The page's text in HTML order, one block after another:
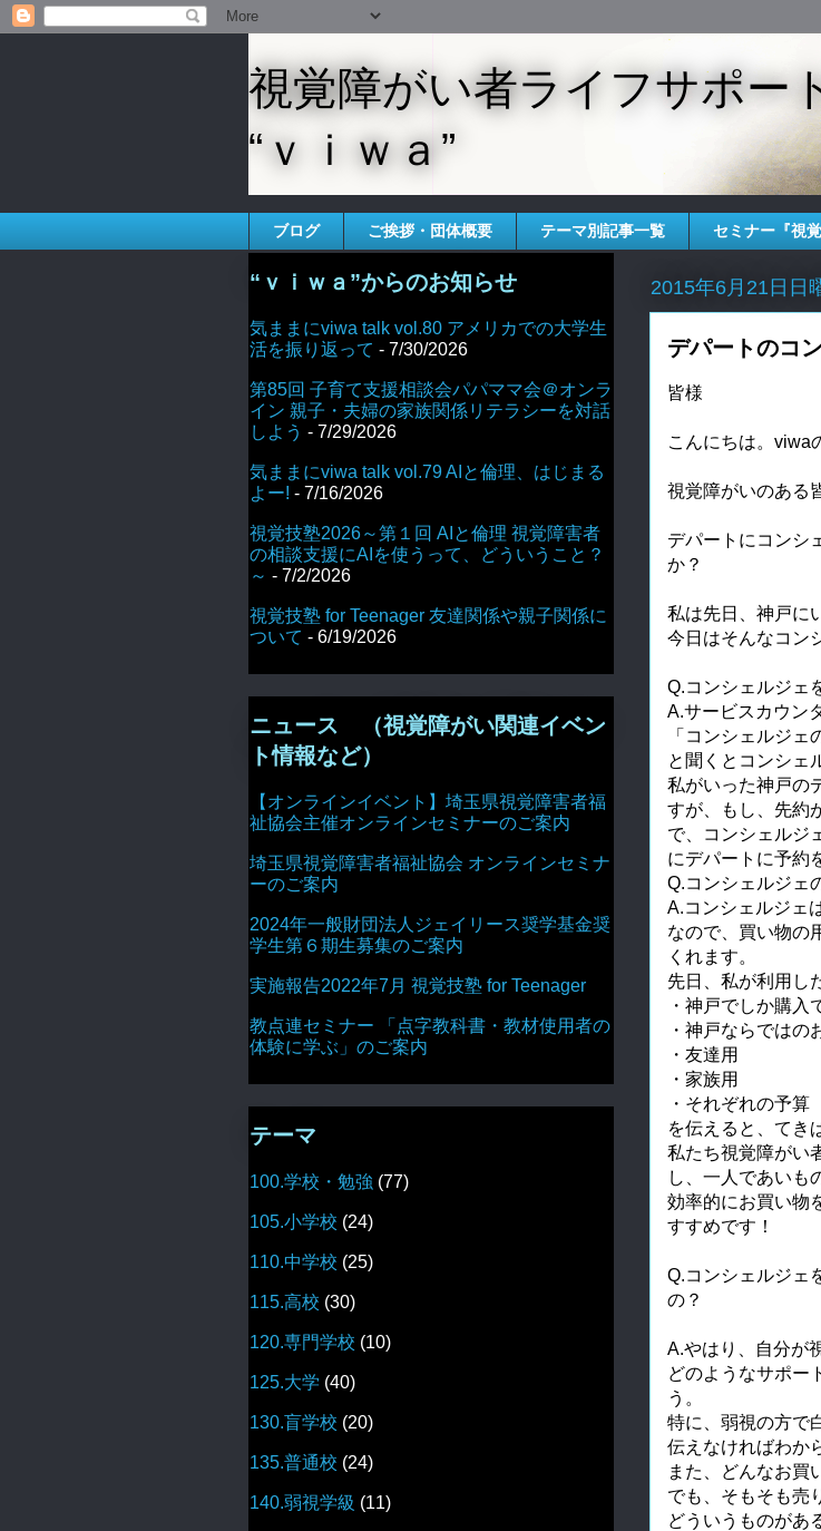
視覚障がい者ライフサポー
“ｖｉｗａ”
ブログ ご挨拶・団体概要 テーマ別記事一覧 セミナー『視覚
2015年6月21日日
デパートのコ
皆様
こんにちは。viwa
視覚障がいのある
デパートにコンシ
か？
私は先日、神戸に
今日はそんなコン
Q.コンシェルジェ
A.サービスカウン
「コンシェルジェ
と聞くとコンシェ
私がいった神戸の
すが、もし、先約
で、コンシェルジ
にデパートに予約
Q.コンシェルジェ
A.コンシェルジェ
なので、買い物の
くれます。
先日、私が利用し
・神戸でしか購入
・神戸ならではの
・友達用
・家族用
・それぞれの予算
を伝えると、てき
私たち視覚障がい
し、一人であいも
効率的にお買い物
すすめです！
Q.コンシェルジェ
の？
A.やはり、自分が
どのようなサポー
う。
特に、弱視の方で
伝えなければわか
また、どんなお買
でも、そもそも売
どういうものがあ
“ｖｉｗａ”からのお知らせ
気ままにviwa talk vol.80 アメリカでの大学生
活を振り返って - 7/30/2026
第85回 子育て支援相談会パパママ会＠オンラ
イン 親子・夫婦の家族関係リテラシーを対話
しよう - 7/29/2026
気ままにviwa talk vol.79 AIと倫理、はじまる
よー! - 7/16/2026
視覚技塾2026～第１回 AIと倫理 視覚障害者
の相談支援にAIを使うって、どういうこと？
～ - 7/2/2026
視覚技塾 for Teenager 友達関係や親子関係に
ついて - 6/19/2026
ニュース （視覚障がい関連イベン
ト情報など）
【オンラインイベント】埼玉県視覚障害者福
祉協会主催オンラインセミナーのご案内
埼玉県視覚障害者福祉協会 オンラインセミナ
ーのご案内
2024年一般財団法人ジェイリース奨学基金奨
学生第６期生募集のご案内
実施報告2022年7月 視覚技塾 for Teenager
教点連セミナー 「点字教科書・教材使用者の
体験に学ぶ」のご案内
テーマ
100.学校・勉強 (77)
105.小学校 (24)
110.中学校 (25)
115.高校 (30)
120.専門学校 (10)
125.大学 (40)
130.盲学校 (20)
135.普通校 (24)
140.弱視学級 (11)